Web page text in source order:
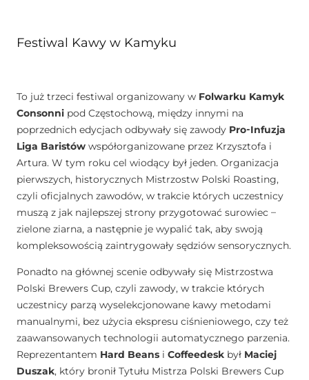
Festiwal Kawy w Kamyku
To już trzeci festiwal organizowany w Folwarku Kamyk
Consonni pod Częstochową, między innymi na
poprzednich edycjach odbywały się zawody Pro-Infuzja
Liga Baristów współorganizowane przez Krzysztofa i
Artura. W tym roku cel wiodący był jeden. Organizacja
pierwszych, historycznych Mistrzostw Polski Roasting,
czyli oficjalnych zawodów, w trakcie których uczestnicy
muszą z jak najlepszej strony przygotować surowiec –
zielone ziarna, a następnie je wypalić tak, aby swoją
kompleksowością zaintrygowały sędziów sensorycznych.
Ponadto na głównej scenie odbywały się Mistrzostwa
Polski Brewers Cup, czyli zawody, w trakcie których
uczestnicy parzą wyselekcjonowane kawy metodami
manualnymi, bez użycia ekspresu ciśnieniowego, czy też
zaawansowanych technologii automatycznego parzenia.
Reprezentantem Hard Beans i Coffeedesk był Maciej
Duszak, który bronił Tytułu Mistrza Polski Brewers Cup